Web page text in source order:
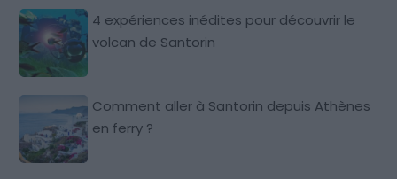
4 expériences inédites pour découvrir le
volcan de Santorin
Comment aller à Santorin depuis Athènes
en ferry ?